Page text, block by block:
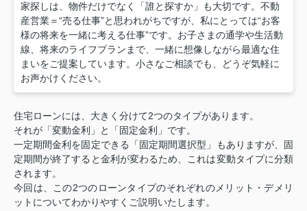
家探しは、物件だけでなく「誰と探すか」も大切です。不動
産営業＝“売る仕事”と思われがちですが、私にとっては“お客
様の将来を一緒に考える仕事”です。お子さまの通学や生活動
線、将来のライフプランまで、一緒に想像しながら最適な住
まいをご提案しています。小さなご相談でも、どうぞ気軽に
お声かけください。
住宅ローンには、大きく分けて2つのタイプがあります。
それが「変動金利」と「固定金利」です。
一定期間金利を固定できる「固定期間選択型」もありますが、固
定期間が終了すると金利が変わるため、これは変動タイプに分類
されます。
今回は、この2つのローンタイプのそれぞれのメリット・デメリ
ットについてわかりやすくご説明いたします。